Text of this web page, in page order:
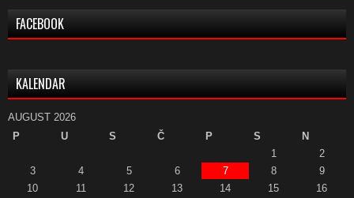
FACEBOOK
KALENDAR
AUGUST 2026
P
U S Č P S
N
1
2
3
4 5 6 7 8
9
10
11 12 13 14 15
16